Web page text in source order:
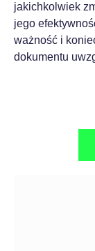
jakichkolwiek
jego
ważność i
dokumentu